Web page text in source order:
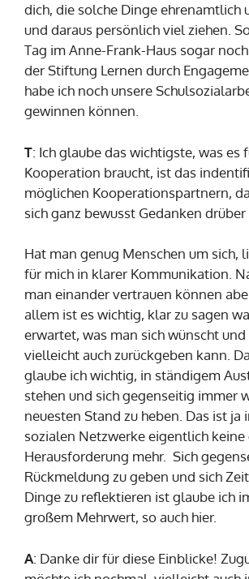
dich, die solche Dinge ehrenamtlich
und daraus persönlich viel ziehen.
Tag im Anne-Frank-Haus sogar
der Stiftung Lernen durch
habe ich noch unsere
gewinnen können.
T: Ich glaube das wichtigste, was es
Kooperation braucht, ist das
möglichen Kooperationspartnern,
sich ganz bewusst Gedanken drüber
Hat man genug Menschen um sich,
für mich in klarer Kommunikation.
man einander vertrauen können
allem ist es wichtig, klar zu sagen
erwartet, was man sich wünscht und
vielleicht auch zurückgeben kann.
glaube ich wichtig, in ständigem
stehen und sich gegenseitig immer
neuesten Stand zu heben. Das ist ja
sozialen Netzwerke eigentlich keine
Herausforderung mehr. Sich
Rückmeldung zu geben und sich
Dinge zu reflektieren ist glaube ich
großem Mehrwert, so auch hier.
A: Danke dir für diese Einblicke!